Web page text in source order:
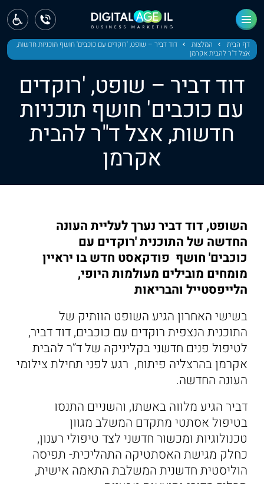
דף הבית המלצות
דוד דביר – שופט, 'רוקדים עם כוכבים' חושף תוכניות חדשות,
אצל ד"ר להבית אקרמן
דוד דביר – שופט, 'רוקדים
עם כוכבים' חושף תוכניות
חדשות, אצל ד"ר להבית
אקרמן
השופט, דוד דביר נערך לעליית העונה
החדשה של התוכנית 'רוקדים עם
כוכבים' חושף פודקאסט חדש בו יראיין
מומחים מובילים מעולמות היופי,
הלייפסטייל והבריאות
בשישי האחרון הגיע השופט הוותיק של
התוכנית הנצפית רוקדים עם כוכבים, דוד דביר,
לטיפול פנים חדשני בקליניקה של ד”ר להבית
אקרמן בהרצליה פיתוח, רגע לפני תחילת צילומי
העונה החדשה.
דביר הגיע מלווה באשתו, והשניים התנסו
בטיפול אסתטי מתקדם המשלב מגוון
טכנולוגיות ומכשור חדשני לצד טיפולי רענון,
כחלק מגישת האסתטיקה התהליכית- תפיסה
הוליסטית חדשנית המשלבת התאמה אישית,
ראשי
חדשות
מחוז חיפה
מחוז מרכז
מחוז דרום